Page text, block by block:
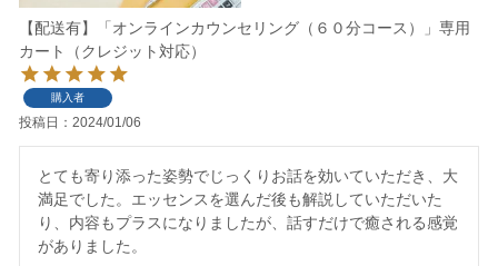
【配送有】「オンラインカウンセリング（６０分コース）」専用
カート（クレジット対応）
購入者
投稿日 2024/01/06
とても寄り添った姿勢でじっくりお話を効いていただき、大
満足でした。エッセンスを選んだ後も解説していただいた
り、内容もプラスになりましたが、話すだけで癒される感覚
がありました。